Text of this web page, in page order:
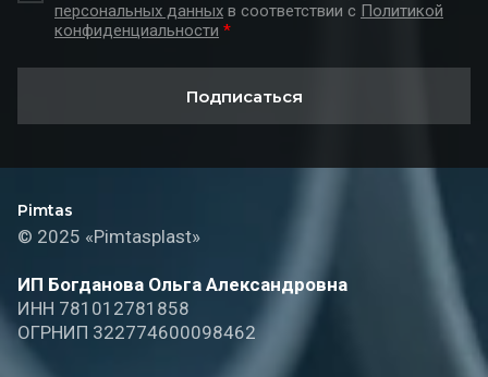
персональных данных в соответствии с Политикой
конфиденциальности *
Подписаться
Pimtas
© 2025 «Pimtasplast»
ИП Богданова Ольга Александровна
ИНН 781012781858
ОГРНИП 322774600098462